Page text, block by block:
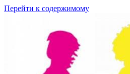
Перейти к содержимому